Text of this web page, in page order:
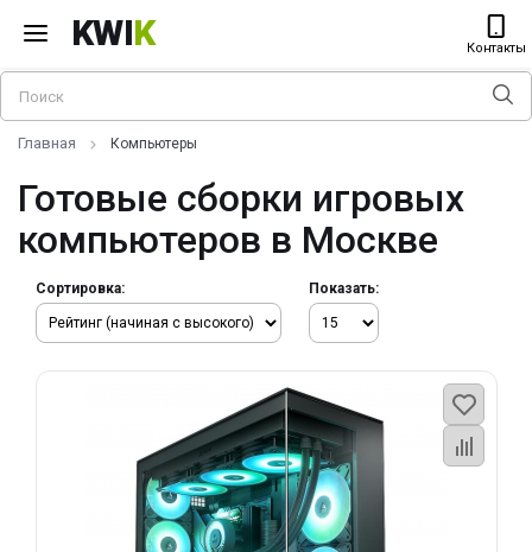
KWIK Контакты
Главная Компьютеры
Готовые сборки игровых
компьютеров в Москве
Сортировка: Показать: